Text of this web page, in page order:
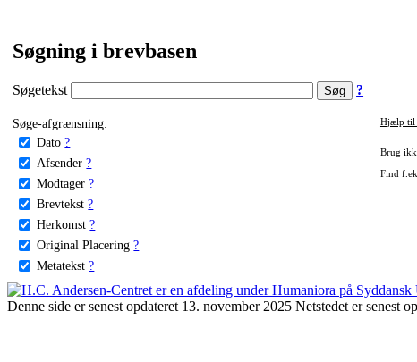
Søgning i brevbasen
Søgetekst ?
Søge-afgrænsning:
Dato ?
Afsender ?
Modtager ?
Brevtekst ?
Herkomst ?
Original Placering ?
Metatekst ?
Hjælp til
Brug
Find
Denne side er senest opdateret 13. november 2025 Netstedet er senest